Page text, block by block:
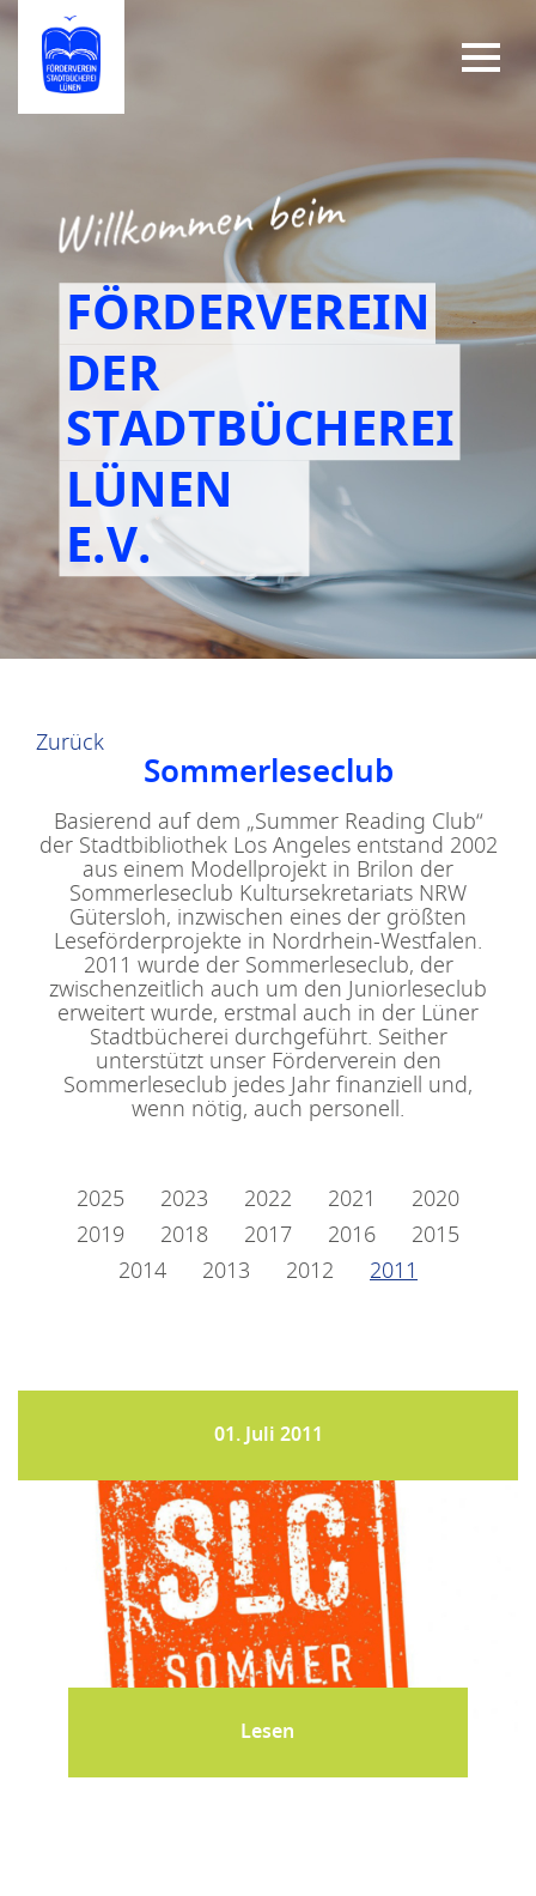
FÖRDERVEREIN
DER
STADTBÜCHEREI
LÜNEN
E.V.
Zurück
Sommerleseclub
Basierend auf dem „Summer Reading Club“
der Stadtbibliothek Los Angeles entstand 2002
aus einem Modellprojekt in Brilon der
Sommerleseclub Kultursekretariats NRW
Gütersloh, inzwischen eines der größten
Leseförderprojekte in Nordrhein-Westfalen.
2011 wurde der Sommerleseclub, der
zwischenzeitlich auch um den Juniorleseclub
erweitert wurde, erstmal auch in der Lüner
Stadtbücherei durchgeführt. Seither
unterstützt unser Förderverein den
Sommerleseclub jedes Jahr finanziell und,
wenn nötig, auch personell.
2025 2023 2022 2021
2020
2019
2018 2017 2016
2015
2014
2013 2012 2011
01. Juli 2011
Lesen